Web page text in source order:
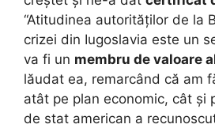
“Atitudinea autorităților de la
crizei din Iugoslavia este un
va fi un membru de valoare
lăudat ea, remarcând că am
atât pe plan economic, cât și
de stat american a